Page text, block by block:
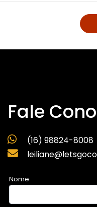
Fale
(16) 98824-8008
Nome